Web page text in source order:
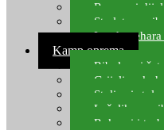
Rezervni
Starlete za
Izrada
Kamp oprema
Ribolovni
Grijalice,
Stolice i
Ležaljke za
Ruksaci i